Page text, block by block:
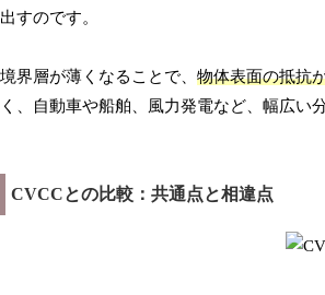
出すのです。
境界層が薄くなることで、 物体表面の抵抗
く、自動車や船舶、風力発電など、幅広い
CVCCとの比較：共通点と相違点